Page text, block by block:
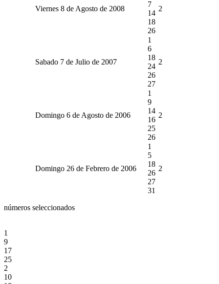
Viernes 8 de Agosto de 2008
7
14
18
26
2
Sabado 7 de Julio de 2007
1
6
18
24
26
27
2
Domingo 6 de Agosto de 2006
1
9
14
16
25
26
2
Domingo 26 de Febrero de 2006
1
5
18
26
27
31
2
números seleccionados
1
9
17
25
2
10